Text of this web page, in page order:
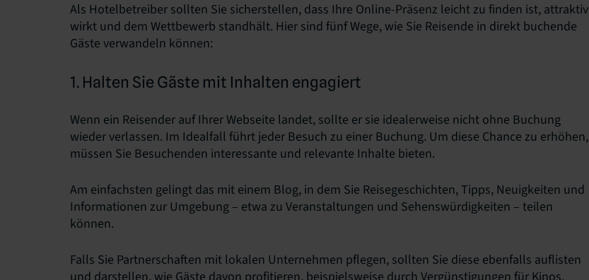
Als Hotelbetreiber sollten Sie sicherstellen, dass Ihre Online-Präsenz leicht zu finden ist, attraktiv
wirkt und dem Wettbewerb standhält. Hier sind fünf Wege, wie Sie Reisende in direkt buchende
Gäste verwandeln können:
1. Halten Sie Gäste mit Inhalten engagiert
Wenn ein Reisender auf Ihrer Webseite landet, sollte er sie idealerweise nicht ohne Buchung
wieder verlassen. Im Idealfall führt jeder Besuch zu einer Buchung. Um diese Chance zu erhöhen,
müssen Sie Besuchenden interessante und relevante Inhalte bieten.
Am einfachsten gelingt das mit einem Blog, in dem Sie Reisegeschichten, Tipps, Neuigkeiten und
Informationen zur Umgebung – etwa zu Veranstaltungen und Sehenswürdigkeiten – teilen
können.
Falls Sie Partnerschaften mit lokalen Unternehmen pflegen, sollten Sie diese ebenfalls auflisten